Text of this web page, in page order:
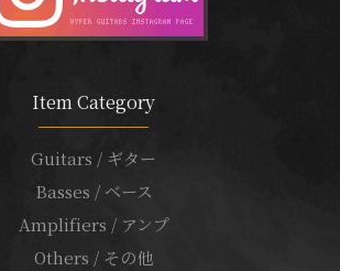
Item Category
Guitars / ギター
Basses / ベース
Amplifiers / アンプ
Others / その他